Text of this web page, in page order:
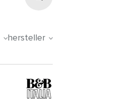
hersteller